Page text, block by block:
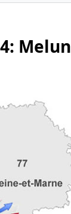
Melun